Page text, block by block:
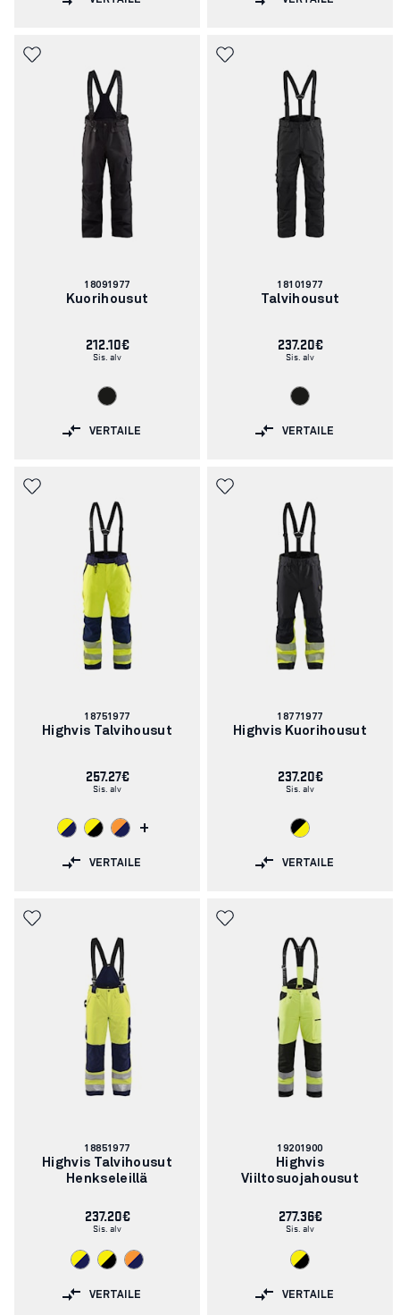
Tuotenumero:
18091977
Kuorihousut
212.10€
Sis. alv
VERTAILE
Tuotenumero:
18101977
Talvihousut
237.20€
Sis. alv
VERTAILE
Tuotenumero:
18751977
Highvis Talvihousut
257.27€
Sis. alv
+
VERTAILE
Tuotenumero:
18771977
Highvis Kuorihousut
237.20€
Sis. alv
VERTAILE
Tuotenumero:
18851977
Highvis Talvihousut
Henkseleillä
237.20€
Sis. alv
VERTAILE
Tuotenumero:
19201900
Highvis
Viiltosuojahousut
277.36€
Sis. alv
VERTAILE